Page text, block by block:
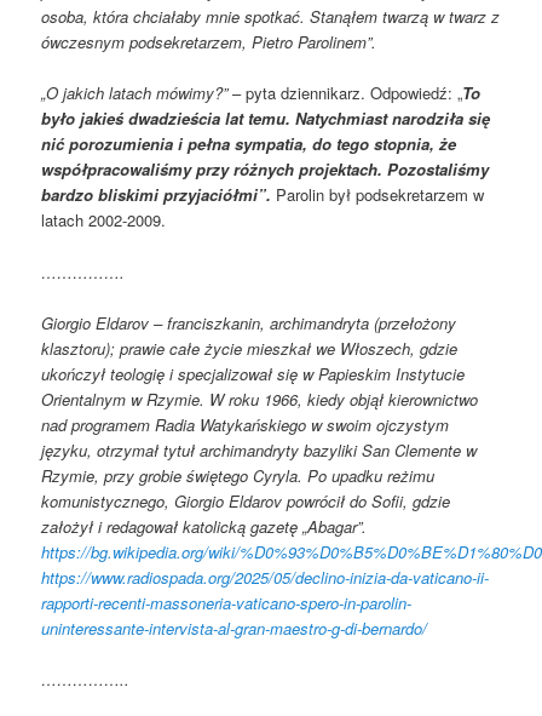
osoba, która chciałaby mnie spotkać. Stanąłem twarzą w twarz z
ówczesnym podsekretarzem, Pietro Parolinem”.
„O jakich latach mówimy?”– pyta dziennikarz. Odpowiedź: „To
było jakieś dwadzieścia lat temu. Natychmiast narodziła się
nić porozumienia i pełna sympatia, do tego stopnia, że
współpracowaliśmy przy różnych projektach. Pozostaliśmy
bardzo bliskimi przyjaciółmi”. Parolin był podsekretarzem w
latach 2002-2009.
…………….
Giorgio Eldarov – franciszkanin, archimandryta (przełożony
klasztoru); prawie całe życie mieszkał we Włoszech, gdzie
ukończył teologię i specjalizował się w Papieskim Instytucie
Orientalnym w Rzymie. W roku 1966, kiedy objął kierownictwo
nad programem Radia Watykańskiego w swoim ojczystym
języku, otrzymał tytuł archimandryty bazyliki San Clemente w
Rzymie, przy grobie świętego Cyryla. Po upadku reżimu
komunistycznego, Giorgio Eldarov powrócił do Sofii, gdzie
założył i redagował katolicką gazetę „Abagar”.
https://bg.wikipedia.org/wiki/
https://www.radiospada.org/2025/05/declino-inizia-da-vaticano-ii-
rapporti-recenti-massoneria-vaticano-spero-in-parolin-
uninteressante-intervista-al-gran-maestro-g-di-bernardo/
……………..